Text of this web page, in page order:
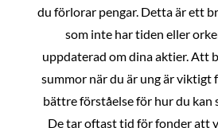
du förlorar pengar. Detta är ett
som inte har tiden eller
uppdaterad om dina aktier. Att
summor när du är ung är viktigt
bättre förståelse för hur du kan
De tar oftast tid för fonder att